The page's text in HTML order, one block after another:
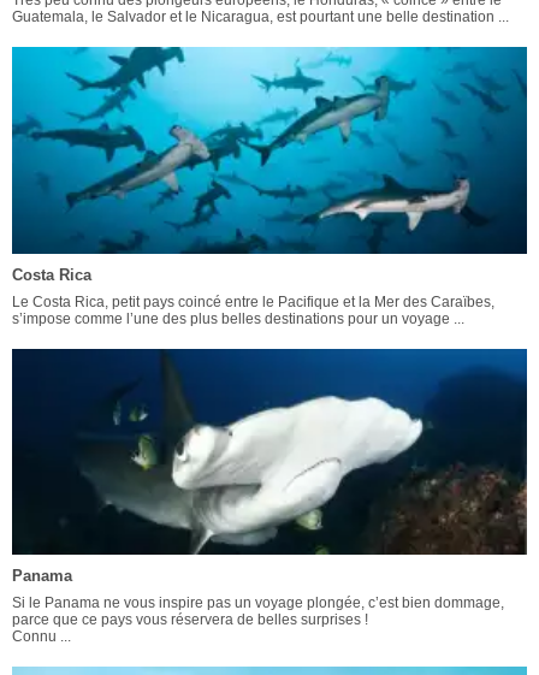
Guatemala, le Salvador et le Nicaragua, est pourtant une belle destination ...
Costa Rica
Le Costa Rica, petit pays coincé entre le Pacifique et la Mer des Caraïbes,
s’impose comme l’une des plus belles destinations pour un voyage ...
Panama
Si le Panama ne vous inspire pas un voyage plongée, c’est bien dommage,
parce que ce pays vous réservera de belles surprises !
Connu ...